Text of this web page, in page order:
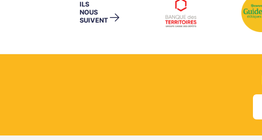
ILS
NOUS
SUIVENT →